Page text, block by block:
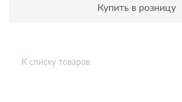
Купить в розницу
К списку товаров